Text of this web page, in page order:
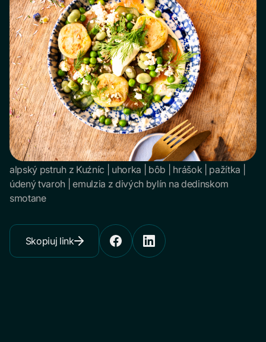
alpský pstruh z Kuźníc | uhorka | bôb | hrášok | pažítka |
údený tvaroh | emulzia z divých bylín na dedinskom
smotane
Skopiuj link